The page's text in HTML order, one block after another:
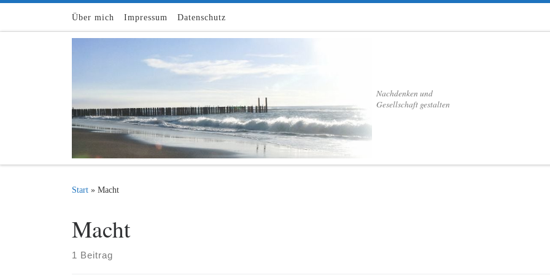
Zum Inhalt springen
Über mich Impressum Datenschutz
Nachdenken und
Gesellschaft gestalten
Start » Macht
Macht
1 Beitrag